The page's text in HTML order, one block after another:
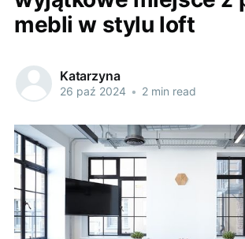
mebli w stylu loft
Katarzyna
26 paź 2024 • 2 min read